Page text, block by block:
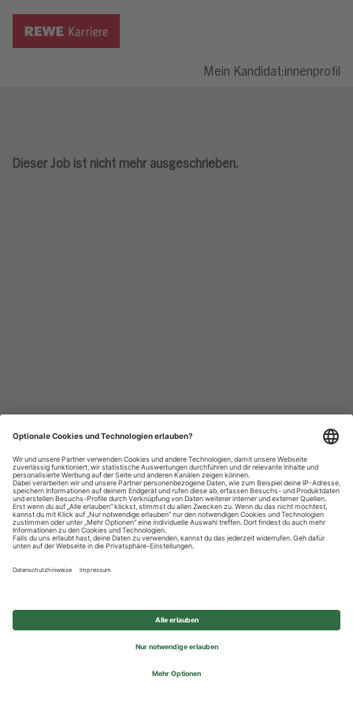
Mein Kandidat:innenprofil
Dieser Job ist nicht mehr ausgeschrieben.
Datenschutzhinweise
Impressum
Privatsphäre-Einstellungen
© 2026 REWE Group - All rights reserved